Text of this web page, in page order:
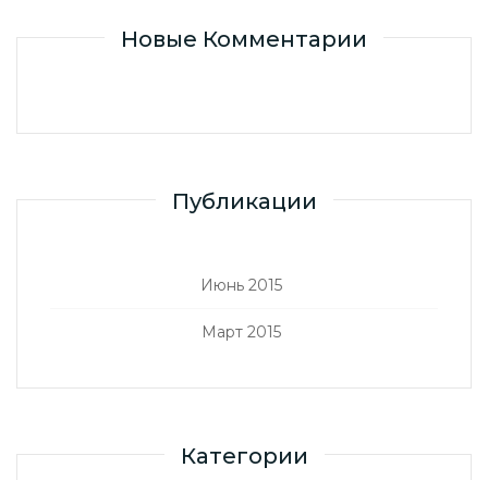
Новые Комментарии
Публикации
Июнь 2015
Март 2015
Категории